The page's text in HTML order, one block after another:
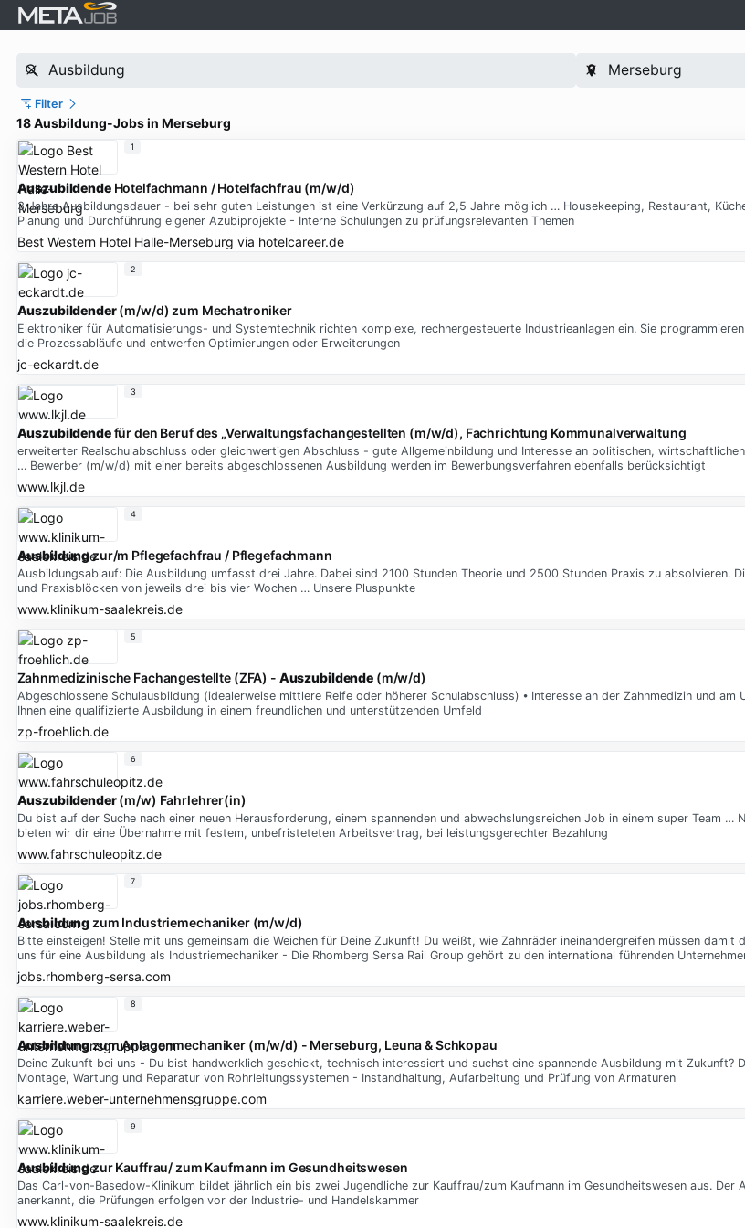
Filter
18 Ausbildung-Jobs in Merseburg
AuszubildendeHotelfachmann / Hotelfachfrau (m/w/d)
3 Jahre Ausbildungsdauer - bei sehr guten Leistungen ist eine Verkürzung auf 2,5 Jahre möglich … Housekeeping, Restaurant,
Planung und Durchführung eigener Azubiprojekte - Interne Schulungen zu prüfungsrelevanten Themen
Best Western Hotel Halle-Merseburg via hotelcareer.de
1
Auszubildender(m/w/d) zum Mechatroniker
Elektroniker für Automatisierungs- und Systemtechnik richten komplexe, rechnergesteuerte Industrieanlagen ein. Sie
die Prozessabläufe und entwerfen Optimierungen oder Erweiterungen
jc-eckardt.de
2
Auszubildendefür den Beruf des „Verwaltungsfachangestellten (m/w/d), Fachrichtung Kommunalverwaltung
erweiterter Realschulabschluss oder gleichwertigen Abschluss - gute Allgemeinbildung und Interesse an politischen,
… Bewerber (m/w/d) mit einer bereits abgeschlossenen Ausbildung werden im Bewerbungsverfahren ebenfalls berücksichtigt
www.lkjl.de
3
Ausbildungzur/m Pflegefachfrau / Pflegefachmann
Ausbildungsablauf: Die Ausbildung umfasst drei Jahre. Dabei sind 2100 Stunden Theorie und 2500 Stunden Praxis zu absolvieren.
und Praxisblöcken von jeweils drei bis vier Wochen … Unsere Pluspunkte
www.klinikum-saalekreis.de
4
Zahnmedizinische Fachangestellte (ZFA) - Auszubildende(m/w/d)
Abgeschlossene Schulausbildung (idealerweise mittlere Reife oder höherer Schulabschluss) ⦁ Interesse an der Zahnmedizin und am
Ihnen eine qualifizierte Ausbildung in einem freundlichen und unterstützenden Umfeld
zp-froehlich.de
5
Auszubildender(m/w) Fahrlehrer(in)
Du bist auf der Suche nach einer neuen Herausforderung, einem spannenden und abwechslungsreichen Job in einem super Team …
bieten wir dir eine Übernahme mit festem, unbefristeteten Arbeitsvertrag, bei leistungsgerechter Bezahlung
www.fahrschuleopitz.de
6
Ausbildung zum Industriemechaniker (m/w/d)
Bitte einsteigen! Stelle mit uns gemeinsam die Weichen für Deine Zukunft! Du weißt, wie Zahnräder ineinandergreifen müssen damit
uns für eine Ausbildung als Industriemechaniker - Die Rhomberg Sersa Rail Group gehört zu den international führenden
jobs.rhomberg-sersa.com
7
Ausbildungzum Anlagenmechaniker (m/w/d) - Merseburg, Leuna & Schkopau
Deine Zukunft bei uns - Du bist handwerklich geschickt, technisch interessiert und suchst eine spannende Ausbildung mit Zukunft?
Montage, Wartung und Reparatur von Rohrleitungssystemen - Instandhaltung, Aufarbeitung und Prüfung von Armaturen
karriere.weber-unternehmensgruppe.com
8
Ausbildungzur Kauffrau/ zum Kaufmann im Gesundheitswesen
Das Carl-von-Basedow-Klinikum bildet jährlich ein bis zwei Jugendliche zur Kauffrau/zum Kaufmann im Gesundheitswesen aus.
anerkannt, die Prüfungen erfolgen vor der Industrie- und Handelskammer
www.klinikum-saalekreis.de
9